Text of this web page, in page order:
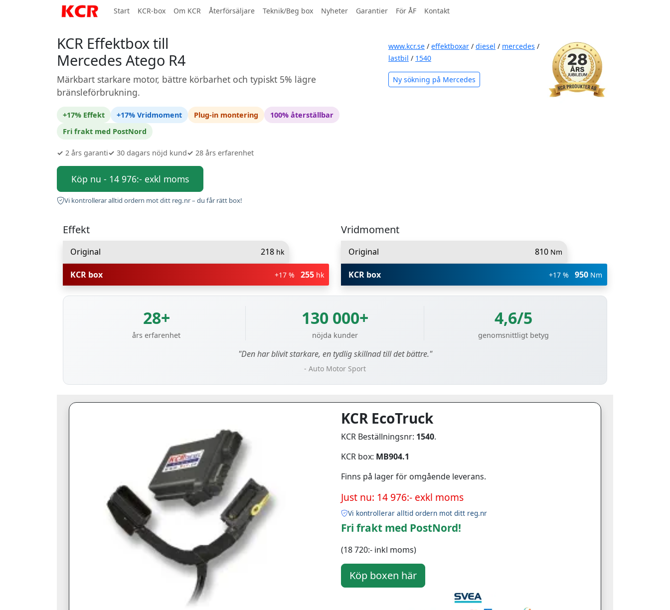
Start KCR-box Om KCR Återförsäljare Teknik/Beg box Nyheter Garantier För ÅF Kontakt
KCR Effektbox till
Mercedes Atego R4
Märkbart starkare motor, bättre körbarhet och typiskt 5% lägre
bränsleförbrukning.
+17% Effekt +17% Vridmoment Plug-in montering
100% återställbar
Fri frakt med PostNord
✓ 2 års garanti✓ 30 dagars nöjd kund✓ 28 års erfarenhet
Köp nu - 14 976:- exkl moms
Vi kontrollerar alltid ordern mot ditt reg.nr – du får rätt box!
www.kcr.se / effektboxar / diesel / mercedes /
lastbil / 1540
Ny sökning på Mercedes
Effekt
Original 218 hk
KCR box +17 % 255 hk
Vridmoment
Original 810 Nm
KCR box +17 % 950 Nm
28+
års erfarenhet
130 000+
nöjda kunder
4,6/5
genomsnittligt betyg
"Den har blivit starkare, en tydlig skillnad till det bättre."
- Auto Motor Sport
KCR EcoTruck
KCR Beställningsnr: 1540.
KCR box: MB904.1
Finns på lager för omgående leverans.
Just nu: 14 976:- exkl moms
Vi kontrollerar alltid ordern mot ditt reg.nr
Fri frakt med PostNord!
(18 720:- inkl moms)